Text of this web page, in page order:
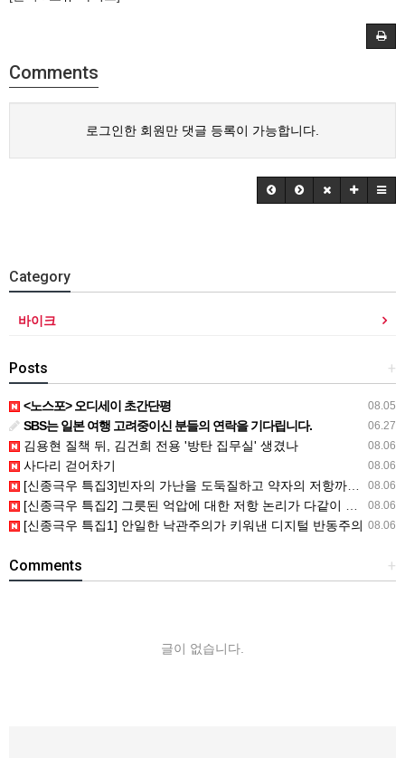
Comments
로그인한 회원만 댓글 등록이 가능합니다.
Category
바이크
+
Posts
08.05
<노스포> 오디세이 초간단평
06.27
SBS는 일본 여행 고려중이신 분들의 연락을 기다립니다.
08.06
김용현 질책 뒤, 김건희 전용 '방탄 집무실' 생겼나
08.06
사다리 걷어차기
08.06
[신종극우 특집3]빈자의 가난을 도둑질하고 약자의 저항까지도 훔쳐간 자들
08.06
[신종극우 특집2] 그릇된 억압에 대한 저항 논리가 다같이 망할 트롤..
08.06
[신종극우 특집1] 안일한 낙관주의가 키워낸 디지털 반동주의
+
Comments
글이 없습니다.